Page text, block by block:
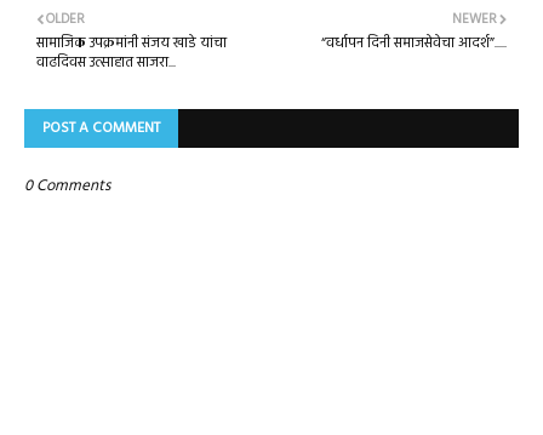
NEWER
“वर्धापन दिनी समाजसेवेचा आदर्श”.....
OLDER
सामाजिक उपक्रमांनी संजय खाडे यांचा
वाढदिवस उत्साहात साजरा...
POST A COMMENT
0 Comments